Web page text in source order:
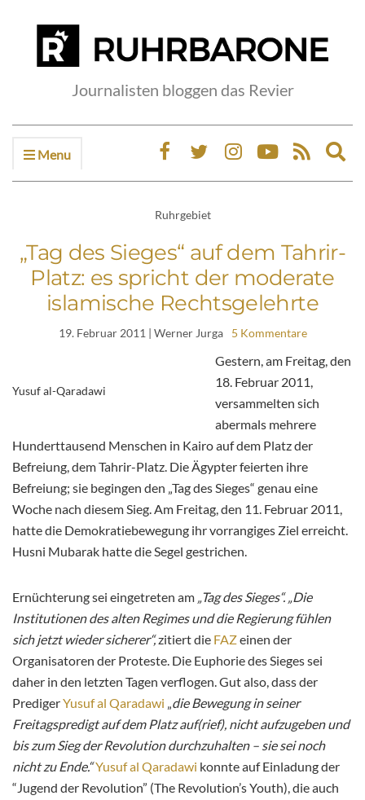
Journalisten bloggen das Revier
Menu
Ruhrgebiet
„Tag des Sieges“ auf dem Tahrir-
Platz: es spricht der moderate
islamische Rechtsgelehrte
19. Februar 2011 | Werner Jurga 5 Kommentare
Yusuf al-Qaradawi
Gestern, am Freitag, den
18. Februar 2011,
versammelten sich
abermals mehrere
Hunderttausend Menschen in Kairo auf dem Platz der
Befreiung, dem Tahrir-Platz. Die Ägypter feierten ihre
Befreiung; sie begingen den „Tag des Sieges“ genau eine
Woche nach diesem Sieg. Am Freitag, den 11. Februar 2011,
hatte die Demokratiebewegung ihr vorrangiges Ziel erreicht.
Husni Mubarak hatte die Segel gestrichen.
Ernüchterung sei eingetreten am „Tag des Sieges“. „Die
Institutionen des alten Regimes und die Regierung fühlen
sich jetzt wieder sicherer“,zitiert die FAZeinen der
Organisatoren der Proteste. Die Euphorie des Sieges sei
daher in den letzten Tagen verflogen. Gut also, dass der
PredigerYusuf al Qaradawi „die Bewegung in seiner
Freitagspredigt auf dem Platz auf(rief), nicht aufzugeben und
bis zum Sieg der Revolution durchzuhalten – sie sei noch
nicht zu Ende.“Yusuf al Qaradawi konnte auf Einladung der
“Jugend der Revolution” (The Revolution’s Youth), die auch